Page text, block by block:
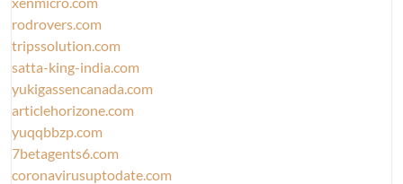
rodrovers.com
tripssolution.com
satta-king-india.com
yukigassencanada.com
articlehorizone.com
yuqqbbzp.com
7betagents6.com
coronavirusuptodate.com